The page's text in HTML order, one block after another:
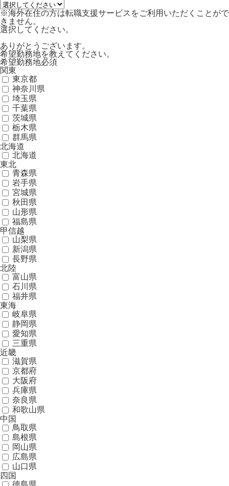
※海外在住の方は転職支援サービスをご利用いただくことがで
きません。
選択してください。
ありがとうございます。
希望勤務地を教えてください。
希望勤務地必須
関東
東京都
神奈川県
埼玉県
千葉県
茨城県
栃木県
群馬県
北海道
北海道
東北
青森県
岩手県
宮城県
秋田県
山形県
福島県
甲信越
山梨県
新潟県
長野県
北陸
富山県
石川県
福井県
東海
岐阜県
静岡県
愛知県
三重県
近畿
滋賀県
京都府
大阪府
兵庫県
奈良県
和歌山県
中国
鳥取県
島根県
岡山県
広島県
山口県
四国
徳島県